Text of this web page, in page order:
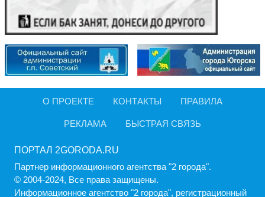
О ПРОЕКТЕ КОНТАКТЫ ПРАВИЛА
РЕКЛАМА БЫСТРАЯ СВЯЗЬ
ПОРТАЛ 2GORODA.RU
Партнер информационного агентства "2 города".
© 2004-2024, Все права защищены.
Информационное агентство "2 города", регистрационный